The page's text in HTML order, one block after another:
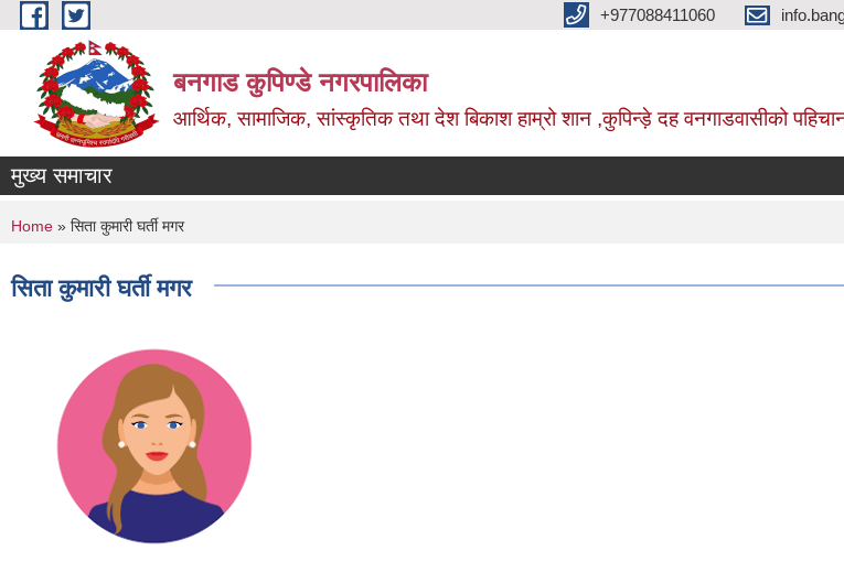
Skip to main content +977088411060
बनगाड कुपिण्डे नगरपालिका
आर्थिक, सामाजिक, सांस्कृतिक तथा देश बिकाश हाम्रो शान ,कुपिन्ड़े दह वनगाडवासीको
मुख्य समाचार
You are here
Home » सिता कुमारी घर्ती मगर
सिता कुमारी घर्ती मगर